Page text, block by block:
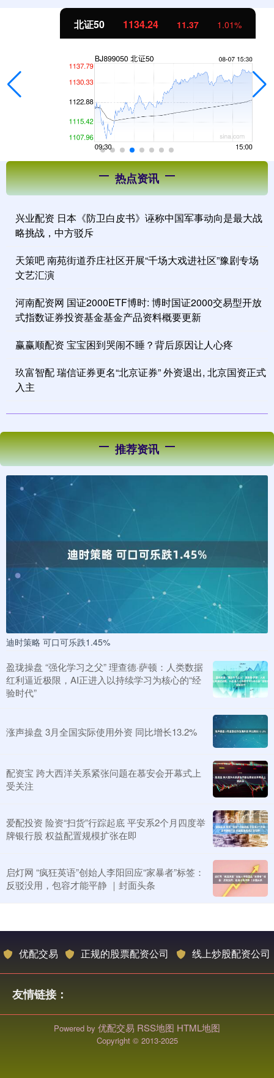
北证50 1134.24 11.37 1.01%
热点资讯
兴业配资 日本《防卫白皮书》诬称中国军事动向是最大战
略挑战，中方驳斥
天策吧 南苑街道乔庄社区开展“千场大戏进社区”豫剧专场
文艺汇演
河南配资网 国证2000ETF博时: 博时国证2000交易型开放
式指数证券投资基金基金产品资料概要更新
赢赢顺配资 宝宝困到哭闹不睡？背后原因让人心疼
玖富智配 瑞信证券更名“北京证券” 外资退出, 北京国资正式
入主
推荐资讯
迪时策略 可口可乐跌1.45%
盈珑操盘 “强化学习之父” 理查德·萨顿：人类数据
红利逼近极限，AI正进入以持续学习为核心的“经
验时代”
涨声操盘 3月全国实际使用外资 同比增长13.2%
配资宝 跨大西洋关系紧张问题在慕安会开幕式上
受关注
爱配投资 险资“扫货”行踪起底 平安系2个月四度举
牌银行股 权益配置规模扩张在即
启灯网 “疯狂英语”创始人李阳回应“家暴者”标签：
反驳没用，包容才能平静 ｜封面头条
优配交易 正规的股票配资公司 线上炒股配资公司
友情链接：
Powered by 优配交易 RSS地图 HTML地图
Copyright © 2013-2025